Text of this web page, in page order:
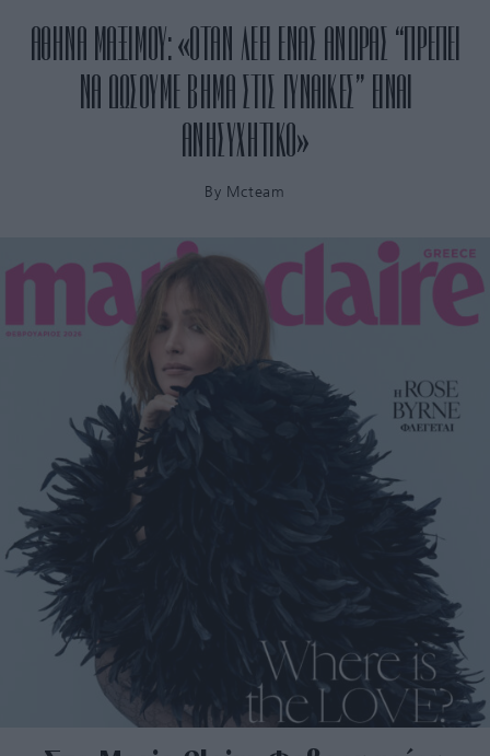
ΑΘΗΝΑ ΜΑΞΙΜΟΥ: «ΟΤΑΝ ΛΕΕΙ ΕΝΑΣ ΑΝΔΡΑΣ “ΠΡΕΠΕΙ
ΝΑ ΔΩΣΟΥΜΕ ΒΗΜΑ ΣΤΙΣ ΓΥΝΑΙΚΕΣ” ΕΙΝΑΙ
ΑΝΗΣΥΧΗΤΙΚΟ»
By Mcteam